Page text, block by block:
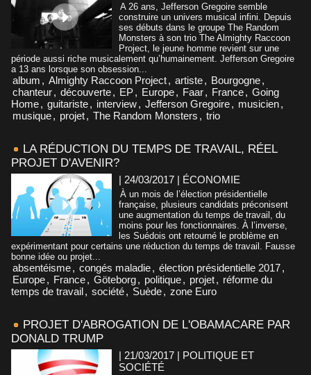
A 26 ans, Jefferson Gregoire semble
construire un univers musical infini. Depuis
ses débuts dans le groupe The Random
Monsters à son trio The Almighty Raccoon
Project, le jeune homme revient sur une
période aussi riche musicalement qu’humainement. Jefferson Gregoire
a 13 ans lorsque son obsession...
album , Almighty Raccoon Project, artiste, Bourgogne,
chanteur, découverte, EP, Europe, Faar, France, Going
Home, guitariste, interview, Jefferson Gregoire, musicien,
musique, projet, The Random Monsters , trio
LA RÉDUCTION DU TEMPS DE TRAVAIL, RÉEL
PROJET D'AVENIR?
| 24/03/2017 | ÉCONOMIE
À un mois de l’élection présidentielle
française, plusieurs candidats préconisent
une augmentation du temps de travail, du
moins pour les fonctionnaires. À l’inverse,
les Suédois ont retourné le problème en
expérimentant pour certains une réduction du temps de travail. Fausse
bonne idée ou projet...
absentéisme, congés maladie, élection présidentielle 2017,
Europe, France, Göteborg, politique, projet, réforme du
temps de travail, société, Suède, zone Euro
PROJET D'ABROGATION DE L'OBAMACARE PAR
DONALD TRUMP
| 21/03/2017 | POLITIQUE ET
SOCIÉTÉ